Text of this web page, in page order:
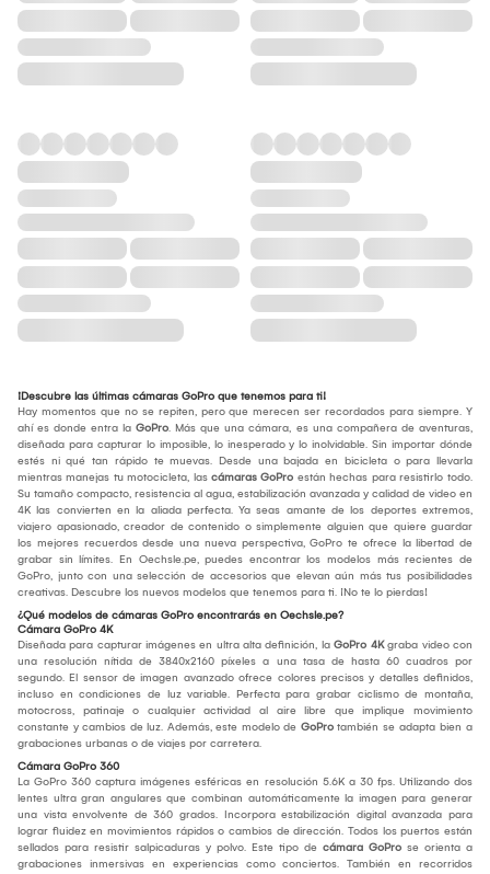
¡Descubre las últimas cámaras GoPro que tenemos para ti!
Hay momentos que no se repiten, pero que merecen ser recordados para siempre. Y
ahí es donde entra la GoPro. Más que una cámara, es una compañera de aventuras,
diseñada para capturar lo imposible, lo inesperado y lo inolvidable. Sin importar dónde
estés ni qué tan rápido te muevas. Desde una bajada en bicicleta o para llevarla
mientras manejas tu motocicleta, las cámaras GoPro están hechas para resistirlo todo.
Su tamaño compacto, resistencia al agua, estabilización avanzada y calidad de video en
4K las convierten en la aliada perfecta. Ya seas amante de los deportes extremos,
viajero apasionado, creador de contenido o simplemente alguien que quiere guardar
los mejores recuerdos desde una nueva perspectiva, GoPro te ofrece la libertad de
grabar sin límites. En Oechsle.pe, puedes encontrar los modelos más recientes de
GoPro, junto con una selección de accesorios que elevan aún más tus posibilidades
creativas. Descubre los nuevos modelos que tenemos para ti. ¡No te lo pierdas!
¿Qué modelos de cámaras GoPro encontrarás en Oechsle.pe?
Cámara GoPro 4K
Diseñada para capturar imágenes en ultra alta definición, la GoPro 4Kgraba video con
una resolución nítida de 3840x2160 píxeles a una tasa de hasta 60 cuadros por
segundo. El sensor de imagen avanzado ofrece colores precisos y detalles definidos,
incluso en condiciones de luz variable. Perfecta para grabar ciclismo de montaña,
motocross, patinaje o cualquier actividad al aire libre que implique movimiento
constante y cambios de luz. Además, este modelo de GoPro también se adapta bien a
grabaciones urbanas o de viajes por carretera.
Cámara GoPro 360
La GoPro 360 captura imágenes esféricas en resolución 5.6K a 30 fps. Utilizando dos
lentes ultra gran angulares que combinan automáticamente la imagen para generar
una vista envolvente de 360 grados. Incorpora estabilización digital avanzada para
lograr fluidez en movimientos rápidos o cambios de dirección. Todos los puertos están
sellados para resistir salpicaduras y polvo. Este tipo de cámara GoPro se orienta a
grabaciones inmersivas en experiencias como conciertos. También en recorridos